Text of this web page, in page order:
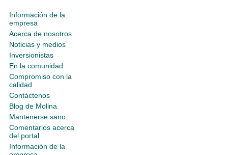
Información de la
empresa
Acerca de nosotros
Noticias y medios
Inversionistas
En la comunidad
Compromiso con la
calidad
Contáctenos
Blog de Molina
Mantenerse sano
Comentarios acerca
del portal
Información de la